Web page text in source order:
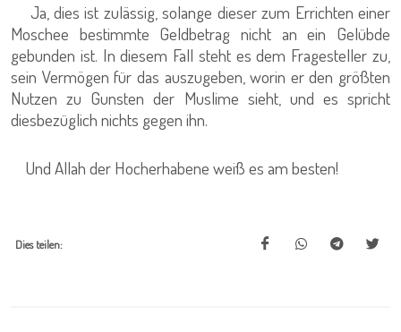
Ja, dies ist zulässig, solange dieser zum Errichten einer
Moschee bestimmte Geldbetrag nicht an ein Gelübde
gebunden ist. In diesem Fall steht es dem Fragesteller zu,
sein Vermögen für das auszugeben, worin er den größten
Nutzen zu Gunsten der Muslime sieht, und es spricht
diesbezüglich nichts gegen ihn.
Und Allah der Hocherhabene weiß es am besten!
Dies teilen: